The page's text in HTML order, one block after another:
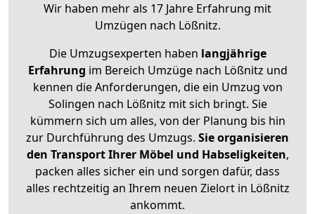
Wir haben mehr als 17 Jahre Erfahrung mit
Umzügen nach Lößnitz.
Die Umzugsexperten haben langjährige
Erfahrung im Bereich Umzüge nach Lößnitz und
kennen die Anforderungen, die ein Umzug von
Solingen nach Lößnitz mit sich bringt. Sie
kümmern sich um alles, von der Planung bis hin
zur Durchführung des Umzugs. Sie organisieren
den Transport Ihrer Möbel und Habseligkeiten,
packen alles sicher ein und sorgen dafür, dass
alles rechtzeitig an Ihrem neuen Zielort in Lößnitz
ankommt.